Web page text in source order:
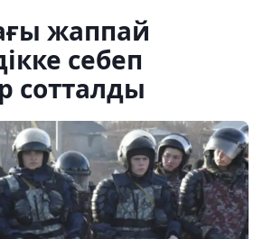
жаппай
себеп
сотталды